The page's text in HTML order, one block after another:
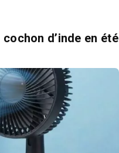
d’inde en été